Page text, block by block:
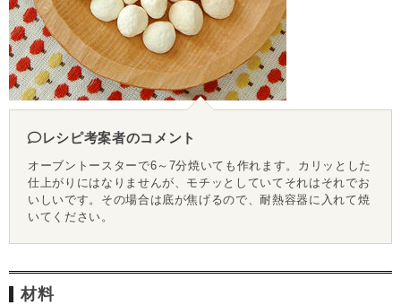
レシピ考案者のコメント
オーブントースターで6～7分焼いても作れます。カリッとした
仕上がりにはなりませんが、モチッとしていてそれはそれでお
いしいです。その場合は底が焦げるので、耐熱容器に入れて焼
いてください。
材料